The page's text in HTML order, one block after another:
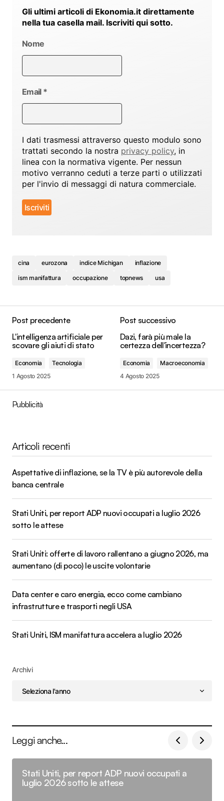
Gli ultimi articoli di Ekonomia.it direttamente
nella tua casella mail. Iscriviti qui sotto.
Nome
Email *
I dati trasmessi attraverso questo modulo sono
trattati secondo la nostra privacy policy, in
linea con la normativa vigente. Per nessun
motivo verranno ceduti a terze parti o utilizzati
per l'invio di messaggi di natura commerciale.
cina eurozona indice Michigan
inflazione
ism manifattura
occupazione topnews usa
Post precedente
L'intelligenza artificiale per
scovare gli aiuti di stato
Economia
Tecnologia
1 Agosto 2025
Post successivo
Dazi, farà più male la
certezza dell'incertezza?
Economia
Macroeconomia
4 Agosto 2025
Pubblicità
Articoli recenti
Aspettative di inflazione, se la TV è più autorevole della
banca centrale
Stati Uniti, per report ADP nuovi occupati a luglio 2026
sotto le attese
Stati Uniti: offerte di lavoro rallentano a giugno 2026, ma
aumentano (di poco) le uscite volontarie
Data center e caro energia, ecco come cambiano
infrastrutture e trasporti negli USA
Stati Uniti, ISM manifattura accelera a luglio 2026
Archivi
Leggi anche...
Stati Uniti, per report ADP nuovi occupati a
luglio 2026 sotto le attese